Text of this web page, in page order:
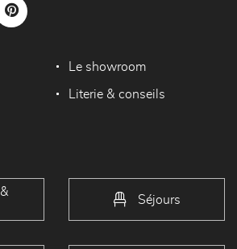
Le showroom
Literie & conseils
Séjours